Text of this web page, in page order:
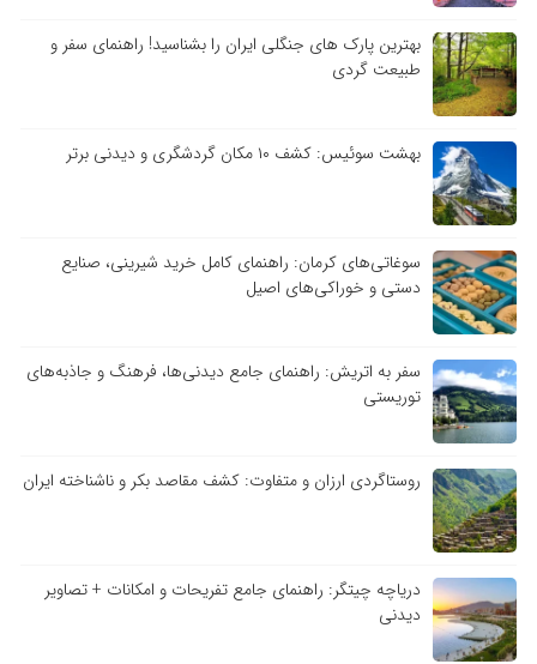
بهترین پارک های جنگلی ایران را بشناسید! راهنمای سفر و
طبیعت گردی
بهشت سوئیس: کشف ۱۰ مکان گردشگری و دیدنی برتر
سوغاتی‌های کرمان: راهنمای کامل خرید شیرینی، صنایع
دستی و خوراکی‌های اصیل
سفر به اتریش: راهنمای جامع دیدنی‌ها، فرهنگ و جاذبه‌های
توریستی
روستاگردی ارزان و متفاوت: کشف مقاصد بکر و ناشناخته ایران
دریاچه چیتگر: راهنمای جامع تفریحات و امکانات + تصاویر
دیدنی